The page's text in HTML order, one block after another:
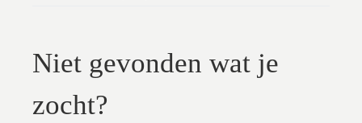
Niet gevonden wat je
zocht?